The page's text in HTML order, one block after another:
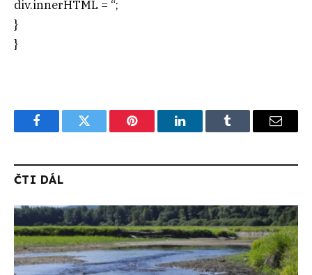
div.innerHTML = “;
}
}
FacebookTwitter Pinterest LinkedInTumblr Email
ČTI DÁL